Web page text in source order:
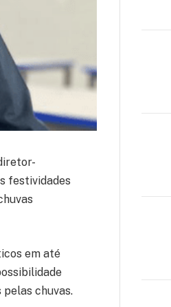
festividades
em até
chuvas.